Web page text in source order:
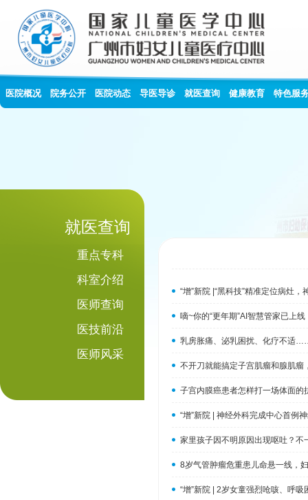
医院概况 院务公开 医院动态 导医导诊 就医查询 健康教育 特色服
就医查询
重点专科
科室介绍
医师查询
医技前沿
医师风采
“增”新院 |“黑科技”精准定位病灶
嘀~你的“更年期”AI智慧管家已上
乳房胀痛、泌乳困扰、化疗不适
不开刀就能搞定子宫肌瘤和腺肌瘤
子宫内膜癌患者怎样打一场体面
“增”新院 | 神经外科完成中心首例
家里孩子因不明原因出现呕吐？
8岁气管肿瘤危重患儿命悬一线，
“增”新院 | 2岁女童强烈呛咳、呼